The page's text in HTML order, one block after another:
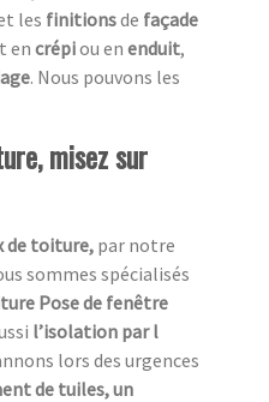
les finitionsde façade
en crépiou en enduit,
. Nous pouvons les
misez sur
de toiture, par notre
sommes spécialisés
Pose de fenêtre
l’isolation par l
lors des urgences
de tuiles, un